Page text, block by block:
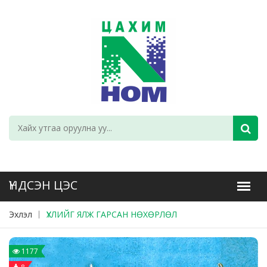
Эхлэл ҮХЛИЙГ ЯЛЖ ГАРСАН НӨХӨРЛӨЛ
1177